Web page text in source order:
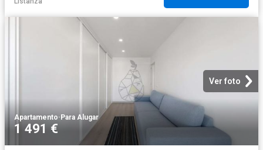
Ver foto
Apartamento·Para Alugar
1 491 €